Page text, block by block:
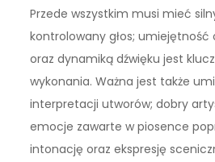
Przede wszystkim musi mieć
kontrolowany głos;
oraz dynamiką dźwięku jest
wykonania. Ważna jest także
interpretacji utworów; dobry
emocje zawarte w piosence
intonację oraz ekspresję